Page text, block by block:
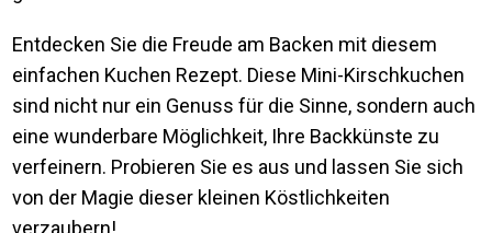
Entdecken Sie die Freude am Backen mit diesem
einfachen Kuchen Rezept. Diese Mini-Kirschkuchen
sind nicht nur ein Genuss für die Sinne, sondern auch
eine wunderbare Möglichkeit, Ihre Backkünste zu
verfeinern. Probieren Sie es aus und lassen Sie sich
von der Magie dieser kleinen Köstlichkeiten
verzaubern!